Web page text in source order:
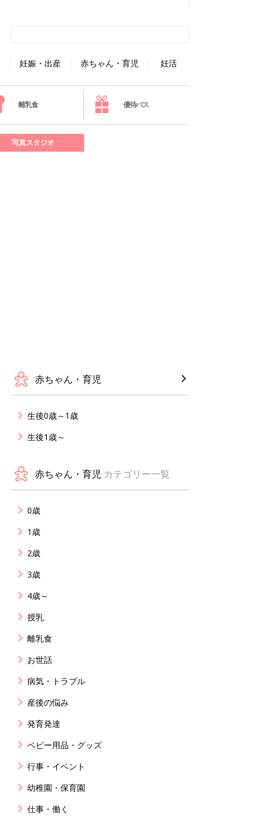
妊娠・出産 赤ちゃん・育児 妊活
離乳食 優待パス
写真スタジオ
赤ちゃん・育児
生後0歳～1歳
生後1歳～
赤ちゃん・育児 カテゴリー一覧
0歳
1歳
2歳
3歳
4歳～
授乳
離乳食
お世話
病気・トラブル
産後の悩み
発育発達
ベビー用品・グッズ
行事・イベント
幼稚園・保育園
仕事・働く